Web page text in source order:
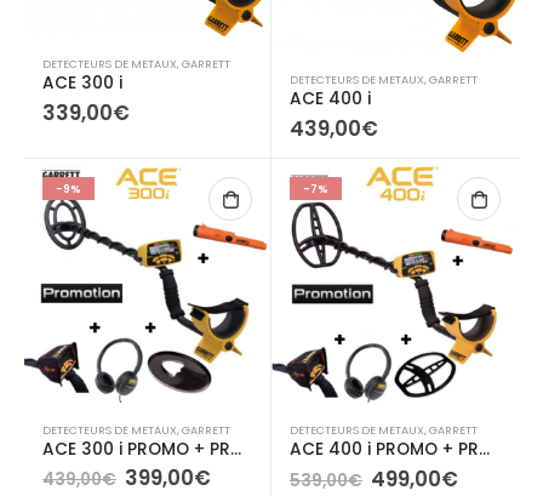
DETECTEURS DE METAUX,GARRETT
ACE 300 i
339,00€
DETECTEURS DE METAUX,GARRETT
ACE 400 i
439,00€
-9%
DETECTEURS DE METAUX,GARRETT
ACE 300 i PROMO + PRO POINTER AT
439,00€ Le
399,00€Le
-7%
DETECTEURS DE METAUX,GARRETT
ACE 400 i PROMO + PRO POINTER AT
539,00€ Le
499,00€Le